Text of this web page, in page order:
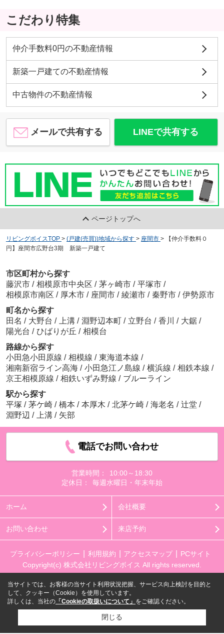
こだわり特集
仲介手数料0円の不動産情報
新築一戸建ての不動産情報
中古物件の不動産情報
メールで共有する LINEで共有する
ページトップへ
リビングボイスTOP > (戸建(売買))地域から探す > 座間市 >
【仲介手数料０
円】座間市広野台3期 新築一戸建て
市区町村から探す
藤沢市 / 相模原市中央区 / 茅ヶ崎市 / 平塚市 /
相模原市南区 / 厚木市 / 座間市 / 綾瀬市 / 秦野市 / 伊勢原市
町名から探す
田名 / 大野台 / 上溝 / 淵野辺本町 / 立野台 / 香川 / 大鋸 /
陽光台 / ひばりが丘 / 相模台
路線から探す
小田急小田原線 / 相模線 / 東海道本線 /
湘南新宿ライン高海 / 小田急江ノ島線 / 横浜線 / 相鉄本線 /
京王相模原線 / 相鉄いずみ野線 / ブルーライン
駅から探す
平塚 / 茅ケ崎 / 橋本 / 本厚木 / 北茅ケ崎 / 海老名 / 辻堂 /
淵野辺 / 上溝 / 矢部
電話でお問い合わせ
営業時間：
10:00～18:30
定休日：
毎週水曜日・年末年始
ホーム 会社概要
お問い合わせ 来店予約
プライバシーポリシー 利用規約 アクセスマップ
PCサイト
Copyright(c) 株式会社リビングボイス All rights reserved.
当サイトでは、お客様の当サイト利用状況把握、サービス向上検討を目的と
して、クッキー（Cookie）を使用しています。
詳しくは、当社の 「Cookieの取扱いについて」 をご確認ください。
閉じる